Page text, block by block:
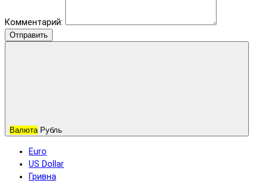
Комментарий:
Отправить
Валюта Рубль
Euro
US Dollar
Гривна